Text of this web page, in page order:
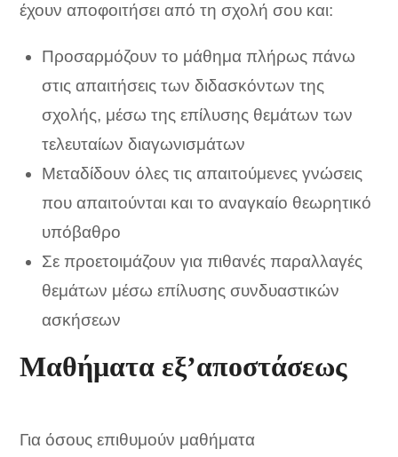
έχουν αποφοιτήσει από τη σχολή σου και:
Προσαρμόζουν το μάθημα πλήρως πάνω
στις απαιτήσεις των διδασκόντων της
σχολής, μέσω της επίλυσης θεμάτων των
τελευταίων διαγωνισμάτων
Μεταδίδουν όλες τις απαιτούμενες γνώσεις
που απαιτούνται και το αναγκαίο θεωρητικό
υπόβαθρο
Σε προετοιμάζουν για πιθανές παραλλαγές
θεμάτων μέσω επίλυσης συνδυαστικών
ασκήσεων
Μαθήματα εξ’αποστάσεως
Για όσους επιθυμούν μαθήματα